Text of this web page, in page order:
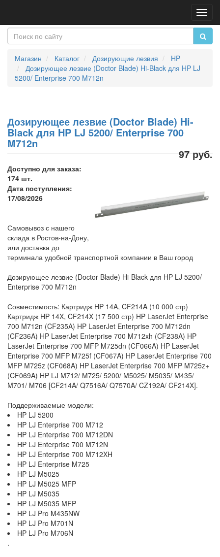
Магазин Каталог Дозирующие лезвия
HP
Дозирующее лезвие (Doctor Blade) Hi-Black для HP LJ
5200/ Enterprise 700 M712n
Дозирующее лезвие (Doctor Blade) Hi-
Black для HP LJ 5200/ Enterprise 700
M712n
97 руб.
Доступно для заказа:
174 шт.
Дата поступления:
17/08/2026
Самовывоз с нашего
склада в Ростов-на-Дону,
или доставка до
терминала удобной транспортной компании в Ваш город
Дозирующее лезвие (Doctor Blade) Hi-Black для HP LJ 5200/
Enterprise 700 M712n
Совместимость: Картридж HP 14A, CF214A (10 000 стр)
Картридж HP 14X, CF214X (17 500 стр) HP LaserJet Enterprise
700 M712n (CF235A) HP LaserJet Enterprise 700 M712dn
(CF236A) HP LaserJet Enterprise 700 M712xh (CF238A) HP
LaserJet Enterprise 700 MFP M725dn (CF066A) HP LaserJet
Enterprise 700 MFP M725f (CF067A) HP LaserJet Enterprise 700
MFP M725z (CF068A) HP LaserJet Enterprise 700 MFP M725z+
(CF069A) HP LJ M712/ M725/ 5200/ M5025/ M5035/ M435/
M701/ M706 [CF214A/ Q7516A/ Q7570A/ CZ192A/ CF214X].
Поддерживаемые модели:
HP LJ 5200
HP LJ Enterprise 700 M712
HP LJ Enterprise 700 M712DN
HP LJ Enterprise 700 M712N
HP LJ Enterprise 700 M712XH
HP LJ Enterprise M725
HP LJ M5025
HP LJ M5025 MFP
HP LJ M5035
HP LJ M5035 MFP
HP LJ Pro M435NW
HP LJ Pro M701N
HP LJ Pro M706N
.